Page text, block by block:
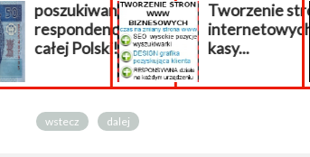
poszukiwani
respondenci z
całej Polski!
Tworzenie stron
internetowych
kasy...
wstecz dalej